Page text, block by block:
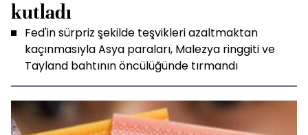
kutladı
Fed'in sürpriz şekilde teşvikleri azaltmaktan
kaçınmasıyla Asya paraları, Malezya ringgiti ve
Tayland bahtının öncülüğünde tırmandı